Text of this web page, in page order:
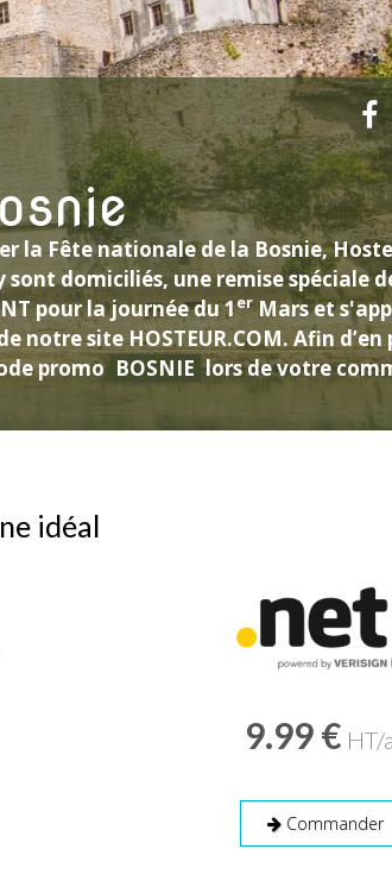
la Fête nationale de la Bosnie,
sont domiciliés, une remise spéciale
pour la journée du 1erMars et
notre site HOSTEUR.COM. Afin
promo BOSNIE lors de votre
idéal
9.99 € HT/
Commander